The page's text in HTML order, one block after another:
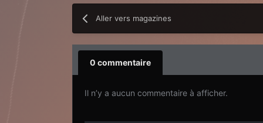
Aller vers magazines
0 commentaire
Il n’y a aucun commentaire à afficher.